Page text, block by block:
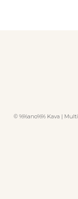
© %%ano%% Kava |